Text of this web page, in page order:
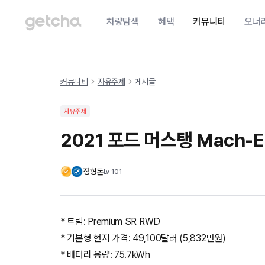
차량탐색 혜택 커뮤니티 오너
커뮤니티 자유주제 게시글
자유주제
2021 포드 머스탱 Mach-E
정형돈Lv 101
* 트림: Premium SR RWD
* 기본형 현지 가격: 49,100달러 (5,832만원)
* 배터리 용량: 75.7kWh